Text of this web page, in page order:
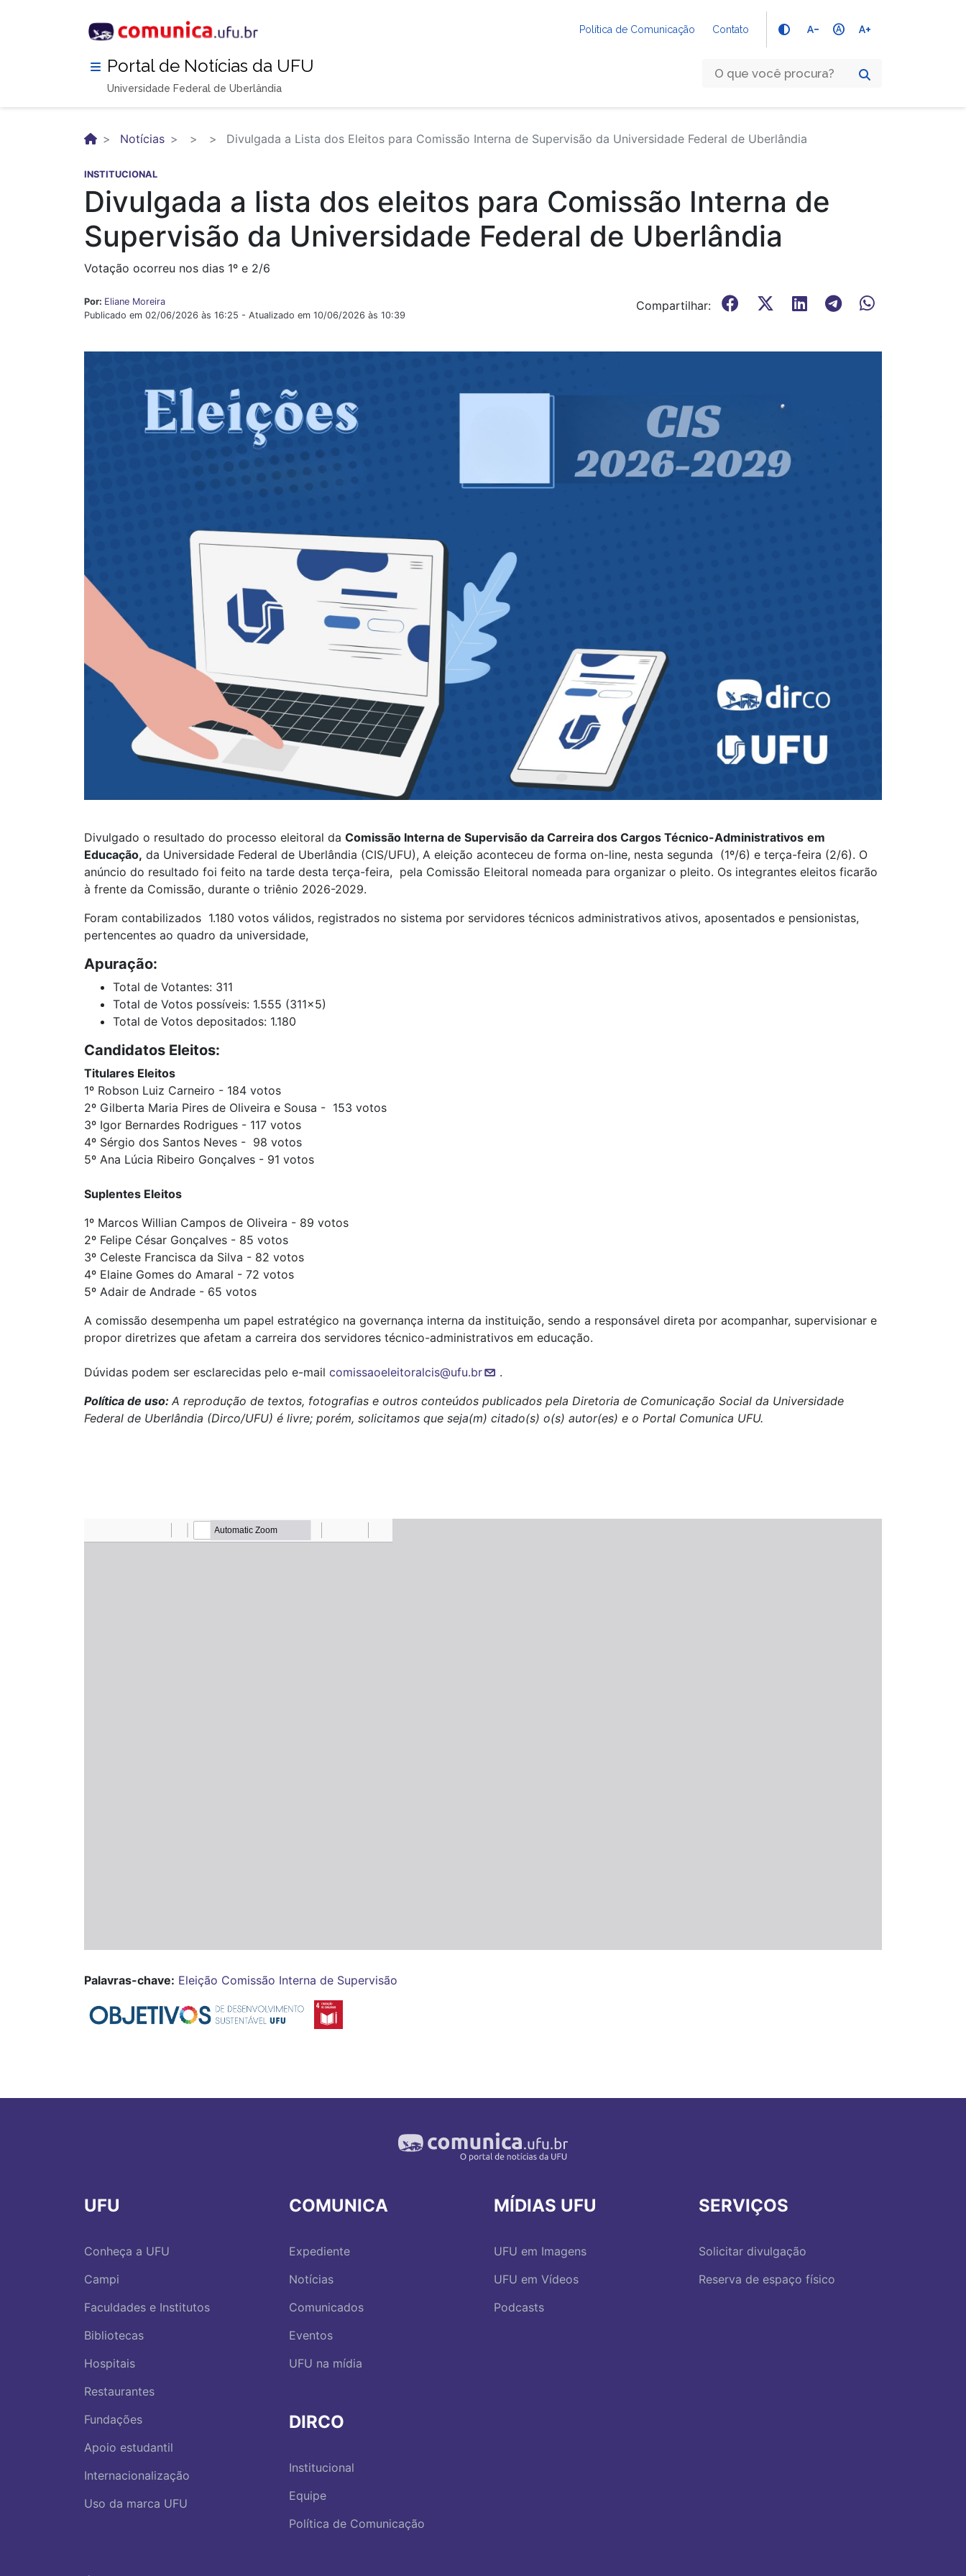
Política de Comunicação Contato text_decrease hdr_auto text_increase
Portal de Notícias da UFU
Universidade Federal de Uberlândia
Notícias Divulgada a Lista dos Eleitos para Comissão Interna de Supervisão da Universidade Federal de Uberlândia
INSTITUCIONAL
Divulgada a lista dos eleitos para Comissão Interna de
Supervisão da Universidade Federal de Uberlândia
Votação ocorreu nos dias 1º e 2/6
Por: Eliane Moreira
Publicado em 02/06/2026 às 16:25 - Atualizado em 10/06/2026 às 10:39
Compartilhar:
Divulgado o resultado do processo eleitoral da Comissão Interna de Supervisão da Carreira dos Cargos Técnico-Administrativos em
Educação, da Universidade Federal de Uberlândia (CIS/UFU), A eleição aconteceu de forma on-line, nesta segunda (1º/6) e terça-feira (2/6). O
anúncio do resultado foi feito na tarde desta terça-feira, pela Comissão Eleitoral nomeada para organizar o pleito. Os integrantes eleitos ficarão
à frente da Comissão, durante o triênio 2026-2029.
Foram contabilizados 1.180 votos válidos, registrados no sistema por servidores técnicos administrativos ativos, aposentados e pensionistas,
pertencentes ao quadro da universidade,
Apuração:
Total de Votantes: 311
Total de Votos possíveis: 1.555 (311x5)
Total de Votos depositados: 1.180
Candidatos Eleitos:
Titulares Eleitos
1º Robson Luiz Carneiro - 184 votos
2º Gilberta Maria Pires de Oliveira e Sousa - 153 votos
3º Igor Bernardes Rodrigues - 117 votos
4º Sérgio dos Santos Neves - 98 votos
5º Ana Lúcia Ribeiro Gonçalves - 91 votos
Suplentes Eleitos
1º Marcos Willian Campos de Oliveira - 89 votos
2º Felipe César Gonçalves - 85 votos
3º Celeste Francisca da Silva - 82 votos
4º Elaine Gomes do Amaral - 72 votos
5º Adair de Andrade - 65 votos
A comissão desempenha um papel estratégico na governança interna da instituição, sendo a responsável direta por acompanhar, supervisionar e
propor diretrizes que afetam a carreira dos servidores técnico-administrativos em educação.
Dúvidas podem ser esclarecidas pelo e-mail comissaoeleitoralcis@ufu.br
.
Política de uso: A reprodução de textos, fotografias e outros conteúdos publicados pela Diretoria de Comunicação Social da Universidade
Federal de Uberlândia (Dirco/UFU) é livre; porém, solicitamos que seja(m) citado(s) o(s) autor(es) e o Portal Comunica UFU.
Palavras-chave: Eleição Comissão Interna de Supervisão
UFU
Conheça a UFU
Campi
Faculdades e Institutos
Bibliotecas
Hospitais
Restaurantes
Fundações
Apoio estudantil
Internacionalização
Uso da marca UFU
COMUNICA
Expediente
Notícias
Comunicados
Eventos
UFU na mídia
DIRCO
Institucional
Equipe
Política de Comunicação
MÍDIAS UFU
UFU em Imagens
UFU em Vídeos
Podcasts
SERVIÇOS
Solicitar divulgação
Reserva de espaço físico